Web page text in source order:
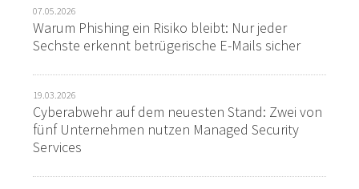
07.05.2026
Warum Phishing ein Risiko bleibt: Nur jeder
Sechste erkennt betrügerische E-Mails sicher
19.03.2026
Cyberabwehr auf dem neuesten Stand: Zwei von
fünf Unternehmen nutzen Managed Security
Services